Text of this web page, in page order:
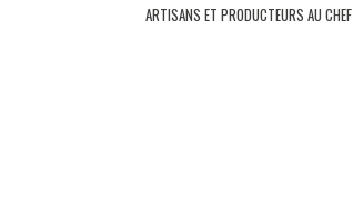
ARTISANS ET PRODUCTEURS AU CHEF